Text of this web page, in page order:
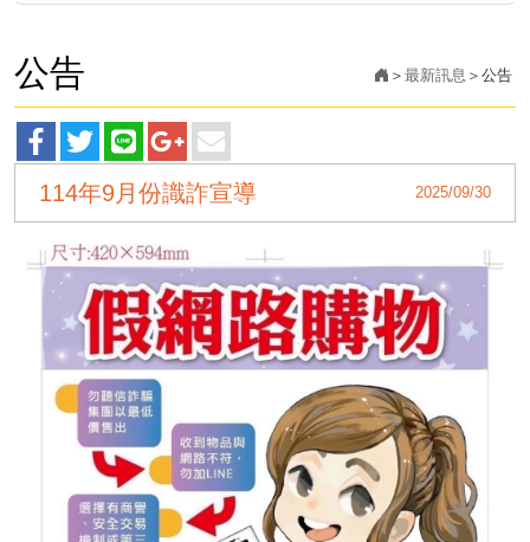
最新訊息 公告
公告
facebook
分
享
twitter
分
享
line
分
享
googleplus
分
main
分
2025/09/30
114年9月份識詐宣導